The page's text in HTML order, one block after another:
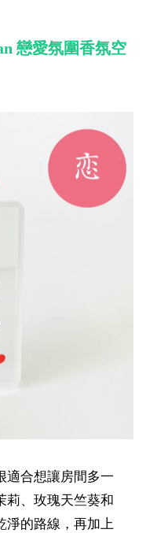
戀愛氛圍香氛空
適合想讓房間多一
莉、玫瑰天竺葵和
淨的路線，再加上